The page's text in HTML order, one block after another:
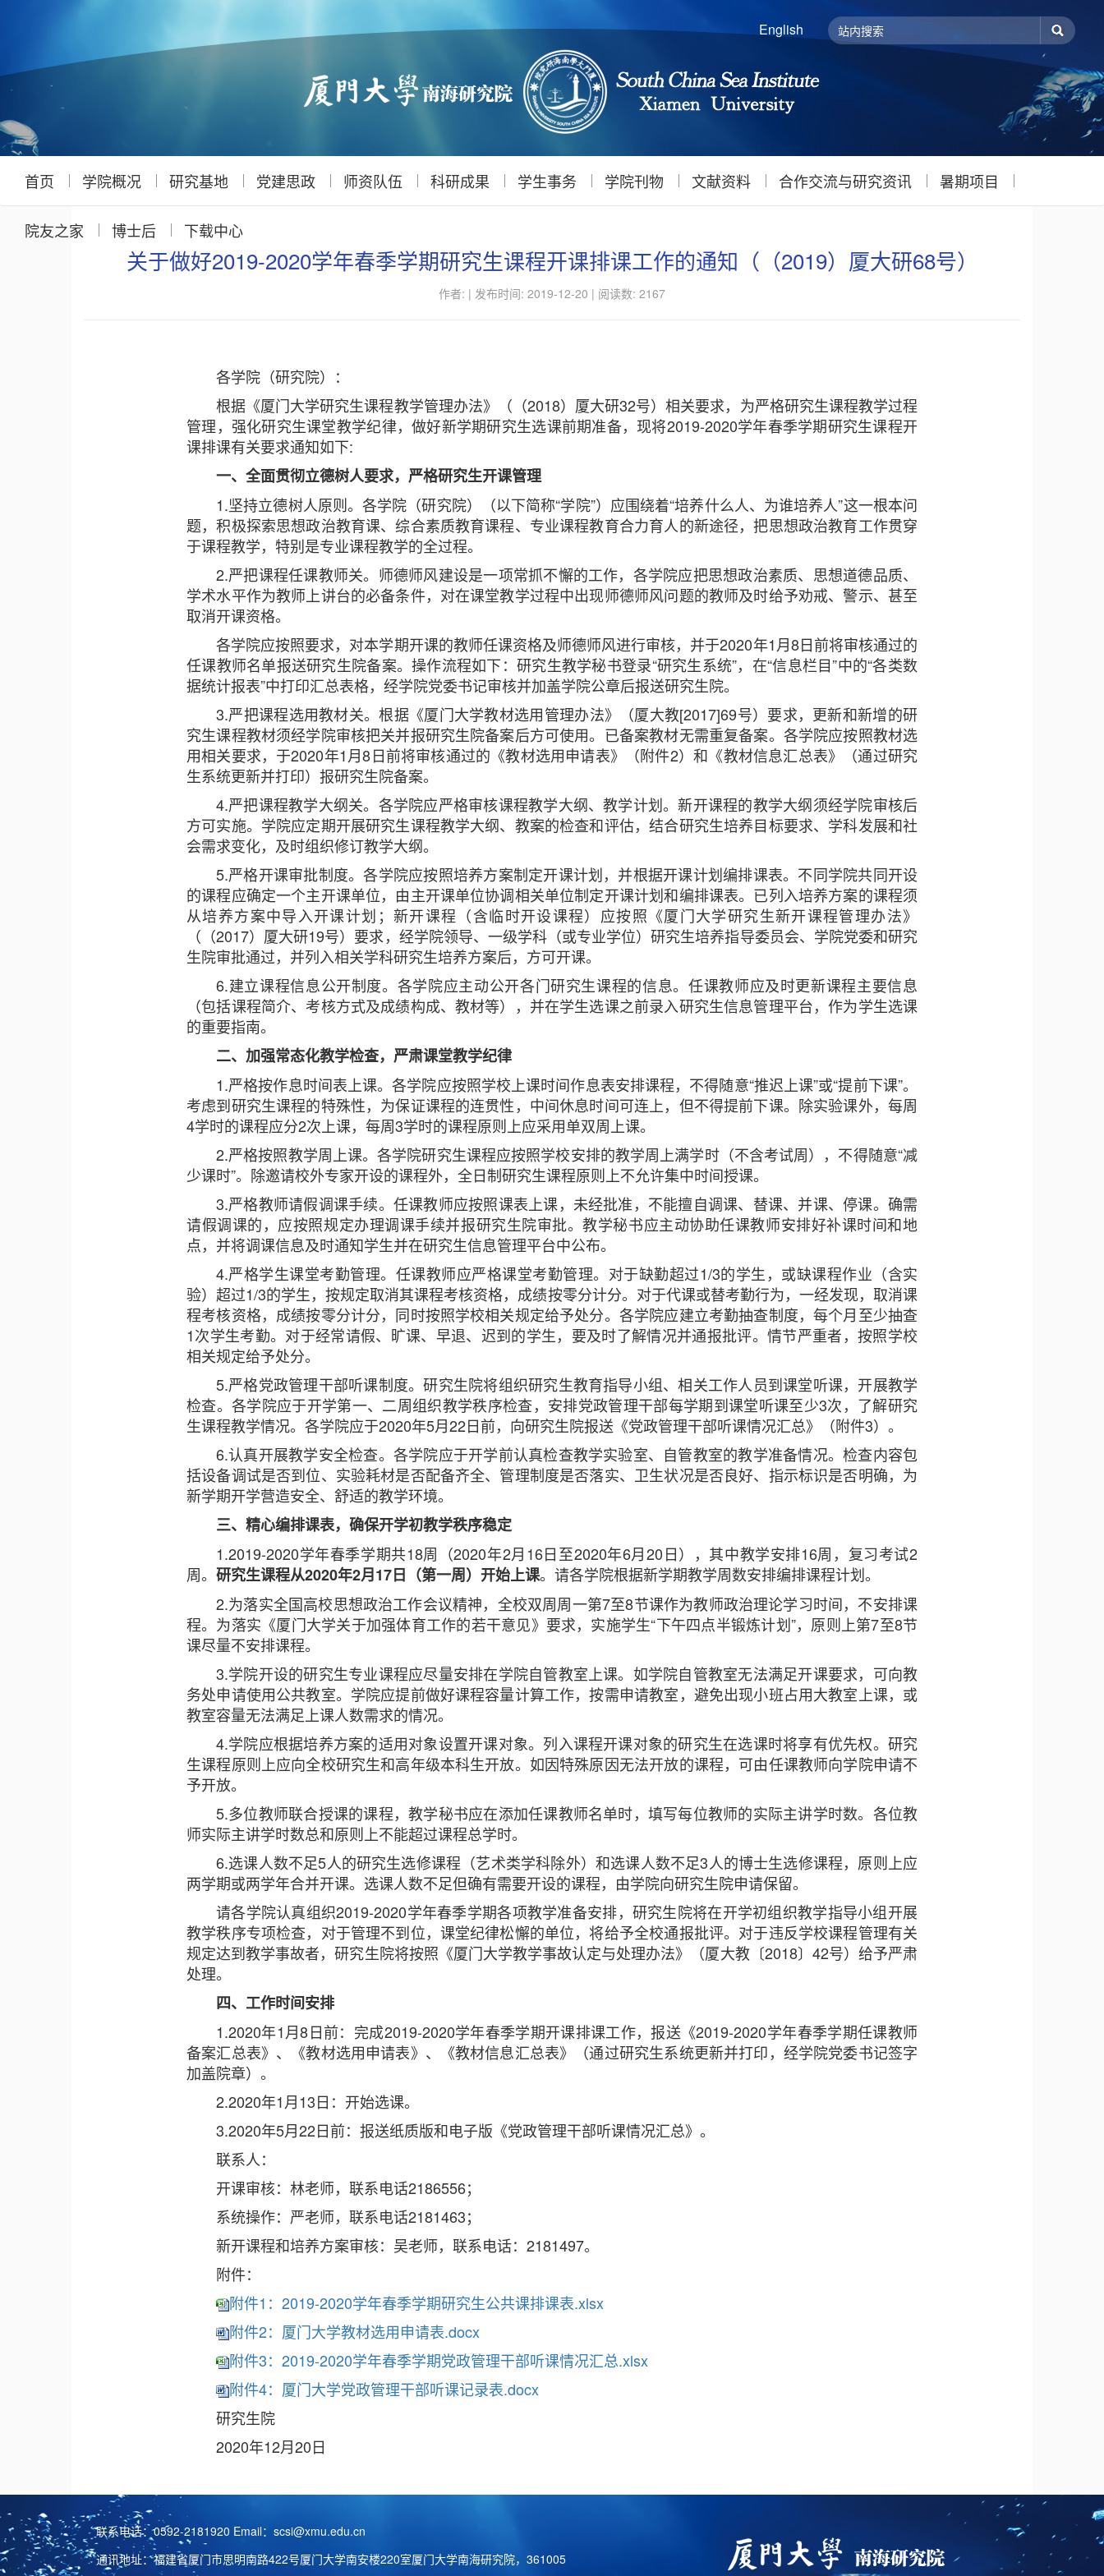
English
首页 学院概况 研究基地 党建思政 师资队伍 科研成果 学生事务 学院刊物 文献资料 合作交流与研究资讯 暑期项目
院友之家 博士后 下载中心
关于做好2019-2020学年春季学期研究生课程开课排课工作的通知（（2019）厦大研68号）
作者: | 发布时间: 2019-12-20 | 阅读数: 2167
各学院（研究院）：
根据《厦门大学研究生课程教学管理办法》（（2018）厦大研32号）相关要求，为严格研究生课程教学过程
管理，强化研究生课堂教学纪律，做好新学期研究生选课前期准备，现将2019-2020学年春季学期研究生课程开
课排课有关要求通知如下:
一、全面贯彻立德树人要求，严格研究生开课管理
1.坚持立德树人原则。各学院（研究院）（以下简称“学院”）应围绕着“培养什么人、为谁培养人”这一根本问
题，积极探索思想政治教育课、综合素质教育课程、专业课程教育合力育人的新途径，把思想政治教育工作贯穿
于课程教学，特别是专业课程教学的全过程。
2.严把课程任课教师关。师德师风建设是一项常抓不懈的工作，各学院应把思想政治素质、思想道德品质、
学术水平作为教师上讲台的必备条件，对在课堂教学过程中出现师德师风问题的教师及时给予劝戒、警示、甚至
取消开课资格。
各学院应按照要求，对本学期开课的教师任课资格及师德师风进行审核，并于2020年1月8日前将审核通过的
任课教师名单报送研究生院备案。操作流程如下：研究生教学秘书登录“研究生系统”，在“信息栏目”中的“各类数
据统计报表”中打印汇总表格，经学院党委书记审核并加盖学院公章后报送研究生院。
3.严把课程选用教材关。根据《厦门大学教材选用管理办法》（厦大教[2017]69号）要求，更新和新增的研
究生课程教材须经学院审核把关并报研究生院备案后方可使用。已备案教材无需重复备案。各学院应按照教材选
用相关要求，于2020年1月8日前将审核通过的《教材选用申请表》（附件2）和《教材信息汇总表》（通过研究
生系统更新并打印）报研究生院备案。
4.严把课程教学大纲关。各学院应严格审核课程教学大纲、教学计划。新开课程的教学大纲须经学院审核后
方可实施。学院应定期开展研究生课程教学大纲、教案的检查和评估，结合研究生培养目标要求、学科发展和社
会需求变化，及时组织修订教学大纲。
5.严格开课审批制度。各学院应按照培养方案制定开课计划，并根据开课计划编排课表。不同学院共同开设
的课程应确定一个主开课单位，由主开课单位协调相关单位制定开课计划和编排课表。已列入培养方案的课程须
从培养方案中导入开课计划；新开课程（含临时开设课程）应按照《厦门大学研究生新开课程管理办法》
（（2017）厦大研19号）要求，经学院领导、一级学科（或专业学位）研究生培养指导委员会、学院党委和研究
生院审批通过，并列入相关学科研究生培养方案后，方可开课。
6.建立课程信息公开制度。各学院应主动公开各门研究生课程的信息。任课教师应及时更新课程主要信息
（包括课程简介、考核方式及成绩构成、教材等），并在学生选课之前录入研究生信息管理平台，作为学生选课
的重要指南。
二、加强常态化教学检查，严肃课堂教学纪律
1.严格按作息时间表上课。各学院应按照学校上课时间作息表安排课程，不得随意“推迟上课”或“提前下课”。
考虑到研究生课程的特殊性，为保证课程的连贯性，中间休息时间可连上，但不得提前下课。除实验课外，每周
4学时的课程应分2次上课，每周3学时的课程原则上应采用单双周上课。
2.严格按照教学周上课。各学院研究生课程应按照学校安排的教学周上满学时（不含考试周），不得随意“减
少课时”。除邀请校外专家开设的课程外，全日制研究生课程原则上不允许集中时间授课。
3.严格教师请假调课手续。任课教师应按照课表上课，未经批准，不能擅自调课、替课、并课、停课。确需
请假调课的，应按照规定办理调课手续并报研究生院审批。教学秘书应主动协助任课教师安排好补课时间和地
点，并将调课信息及时通知学生并在研究生信息管理平台中公布。
4.严格学生课堂考勤管理。任课教师应严格课堂考勤管理。对于缺勤超过1/3的学生，或缺课程作业（含实
验）超过1/3的学生，按规定取消其课程考核资格，成绩按零分计分。对于代课或替考勤行为，一经发现，取消课
程考核资格，成绩按零分计分，同时按照学校相关规定给予处分。各学院应建立考勤抽查制度，每个月至少抽查
1次学生考勤。对于经常请假、旷课、早退、迟到的学生，要及时了解情况并通报批评。情节严重者，按照学校
相关规定给予处分。
5.严格党政管理干部听课制度。研究生院将组织研究生教育指导小组、相关工作人员到课堂听课，开展教学
检查。各学院应于开学第一、二周组织教学秩序检查，安排党政管理干部每学期到课堂听课至少3次，了解研究
生课程教学情况。各学院应于2020年5月22日前，向研究生院报送《党政管理干部听课情况汇总》（附件3）。
6.认真开展教学安全检查。各学院应于开学前认真检查教学实验室、自管教室的教学准备情况。检查内容包
括设备调试是否到位、实验耗材是否配备齐全、管理制度是否落实、卫生状况是否良好、指示标识是否明确，为
新学期开学营造安全、舒适的教学环境。
三、精心编排课表，确保开学初教学秩序稳定
1.2019-2020学年春季学期共18周（2020年2月16日至2020年6月20日），其中教学安排16周，复习考试2
周。 研究生课程从2020年2月17日（第一周）开始上课。请各学院根据新学期教学周数安排编排课程计划。
2.为落实全国高校思想政治工作会议精神，全校双周周一第7至8节课作为教师政治理论学习时间，不安排课
程。为落实《厦门大学关于加强体育工作的若干意见》要求，实施学生“下午四点半锻炼计划”，原则上第7至8节
课尽量不安排课程。
3.学院开设的研究生专业课程应尽量安排在学院自管教室上课。如学院自管教室无法满足开课要求，可向教
务处申请使用公共教室。学院应提前做好课程容量计算工作，按需申请教室，避免出现小班占用大教室上课，或
教室容量无法满足上课人数需求的情况。
4.学院应根据培养方案的适用对象设置开课对象。列入课程开课对象的研究生在选课时将享有优先权。研究
生课程原则上应向全校研究生和高年级本科生开放。如因特殊原因无法开放的课程，可由任课教师向学院申请不
予开放。
5.多位教师联合授课的课程，教学秘书应在添加任课教师名单时，填写每位教师的实际主讲学时数。各位教
师实际主讲学时数总和原则上不能超过课程总学时。
6.选课人数不足5人的研究生选修课程（艺术类学科除外）和选课人数不足3人的博士生选修课程，原则上应
两学期或两学年合并开课。选课人数不足但确有需要开设的课程，由学院向研究生院申请保留。
请各学院认真组织2019-2020学年春季学期各项教学准备安排，研究生院将在开学初组织教学指导小组开展
教学秩序专项检查，对于管理不到位，课堂纪律松懈的单位，将给予全校通报批评。对于违反学校课程管理有关
规定达到教学事故者，研究生院将按照《厦门大学教学事故认定与处理办法》（厦大教〔2018〕42号）给予严肃
处理。
四、工作时间安排
1.2020年1月8日前：完成2019-2020学年春季学期开课排课工作，报送《2019-2020学年春季学期任课教师
备案汇总表》、《教材选用申请表》、《教材信息汇总表》（通过研究生系统更新并打印，经学院党委书记签字
加盖院章）。
2.2020年1月13日：开始选课。
3.2020年5月22日前：报送纸质版和电子版《党政管理干部听课情况汇总》。
联系人：
开课审核：林老师，联系电话2186556；
系统操作：严老师，联系电话2181463；
新开课程和培养方案审核：吴老师，联系电话：2181497。
附件：
附件1：2019-2020学年春季学期研究生公共课排课表.xlsx
附件2：厦门大学教材选用申请表.docx
附件3：2019-2020学年春季学期党政管理干部听课情况汇总.xlsx
附件4：厦门大学党政管理干部听课记录表.docx
研究生院
2020年12月20日
联系电话：0592-2181920 Email：scsi@xmu.edu.cn
通讯地址：福建省厦门市思明南路422号厦门大学南安楼220室厦门大学南海研究院，361005